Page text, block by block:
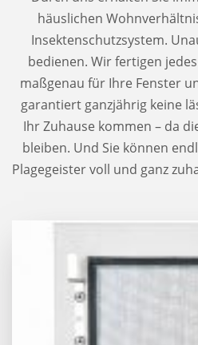
häuslichen
Insektenschutzsystem.
bedienen. Wir fertigen
maßgenau für Ihre Fenster
garantiert ganzjährig keine
Ihr Zuhause kommen – da
bleiben. Und Sie können
Plagegeister voll und ganz